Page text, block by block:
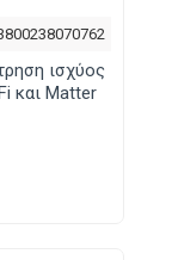
ισχύος
και Matter